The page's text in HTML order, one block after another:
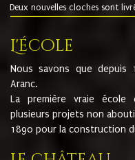
Deux nouvelles cloches sont
L'école
Nous savons que depuis
Aranc.
La première vraie école
plusieurs projets non
1890 pour la construction